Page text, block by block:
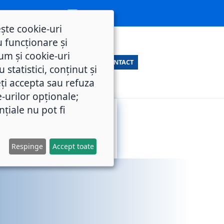
CONTACT
cookie-uri
funcționare și
și cookie-uri
statistici, conținut și
accepta sau refuza
urilor opționale;
nu pot fi
Respinge Accept toate